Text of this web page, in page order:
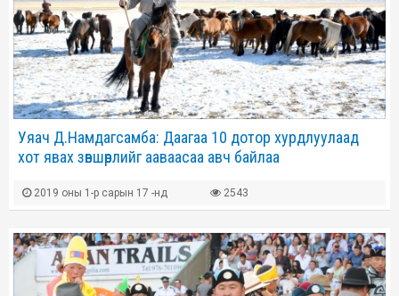
Уяач Д.Намдагсамба: Даагаа 10 дотор хурдлуулаад
хот явах зөвшөөрлийг ааваасаа авч байлаа
2019 оны 1-р сарын 17 -нд 2543